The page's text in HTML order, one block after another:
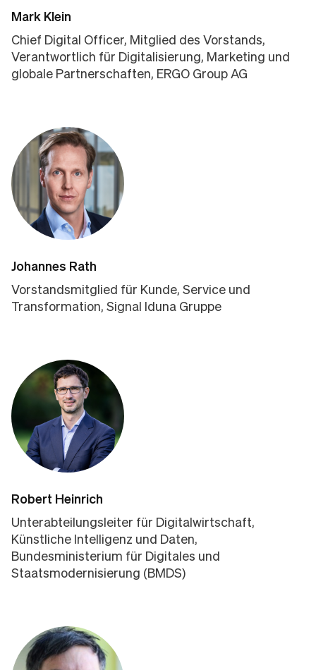
Mark Klein
Chief Digital Officer, Mitglied des Vorstands,
Verantwortlich für Digitalisierung, Marketing und
globale Partnerschaften, ERGO Group AG
Johannes Rath
Vorstandsmitglied für Kunde, Service und
Transformation, Signal Iduna Gruppe
Robert Heinrich
Unterabteilungsleiter für Digitalwirtschaft,
Künstliche Intelligenz und Daten,
Bundesministerium für Digitales und
Staatsmodernisierung (BMDS)